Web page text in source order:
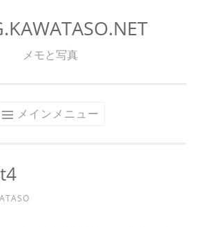
メモと写真
メインメニュー